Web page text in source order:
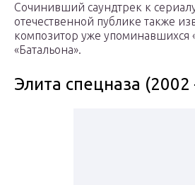
Сочинивший саундтрек к
отечественной публике также
композитор уже упоминавшихся
«Батальона».
Элита спецназа (2002